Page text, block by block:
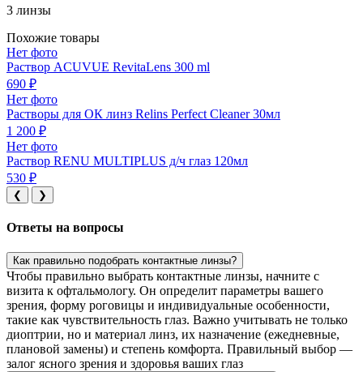
3 линзы
Похожие товары
Нет фото
Раствор ACUVUE RevitaLens 300 ml
690 ₽
Нет фото
Растворы для ОК линз Relins Perfect Cleaner 30мл
1 200 ₽
Нет фото
Раствор RENU MULTIPLUS д/ч глаз 120мл
530 ₽
❮ ❯
Ответы на вопросы
Как правильно подобрать контактные линзы?
Чтобы правильно выбрать контактные линзы, начните с
визита к офтальмологу. Он определит параметры вашего
зрения, форму роговицы и индивидуальные особенности,
такие как чувствительность глаз. Важно учитывать не только
диоптрии, но и материал линз, их назначение (ежедневные,
плановой замены) и степень комфорта. Правильный выбор —
залог ясного зрения и здоровья ваших глаз